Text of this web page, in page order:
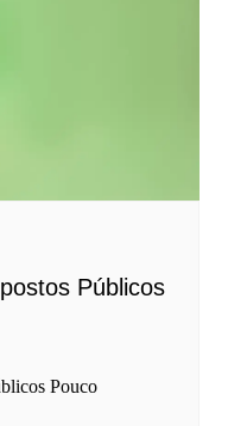
Públicos
Pouco